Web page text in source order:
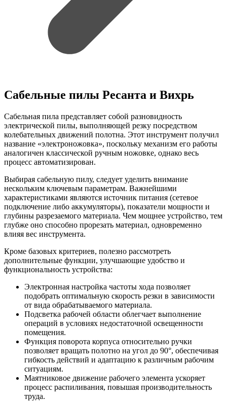
Сабельные пилы Ресанта и Вихрь
Сабельная пила представляет собой разновидность
электрической пилы, выполняющей резку посредством
колебательных движений полотна. Этот инструмент получил
название «электроножовка», поскольку механизм его работы
аналогичен классической ручным ножовке, однако весь
процесс автоматизирован.
Выбирая сабельную пилу, следует уделить внимание
нескольким ключевым параметрам. Важнейшими
характеристиками являются источник питания (сетевое
подключение либо аккумуляторы), показатели мощности и
глубины разрезаемого материала. Чем мощнее устройство, тем
глубже оно способно прорезать материал, одновременно
влияя вес инструмента.
Кроме базовых критериев, полезно рассмотреть
дополнительные функции, улучшающие удобство и
функциональность устройства:
Электронная настройка частоты хода позволяет
подобрать оптимальную скорость резки в зависимости
от вида обрабатываемого материала.
Подсветка рабочей области облегчает выполнение
операций в условиях недостаточной освещенности
помещения.
Функция поворота корпуса относительно ручки
позволяет вращать полотно на угол до 90°, обеспечивая
гибкость действий и адаптацию к различным рабочим
ситуациям.
Маятниковое движение рабочего элемента ускоряет
процесс распиливания, повышая производительность
труда.